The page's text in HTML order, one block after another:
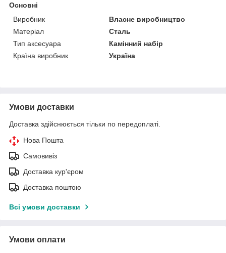
Основні
Виробник
Власне виробництво
Матеріал
Сталь
Тип аксесуара
Камінний набір
Країна виробник
Україна
Умови доставки
Доставка здійснюється тільки по передоплаті.
Нова Пошта
Самовивіз
Доставка кур'єром
Доставка поштою
Всі умови доставки
Умови оплати